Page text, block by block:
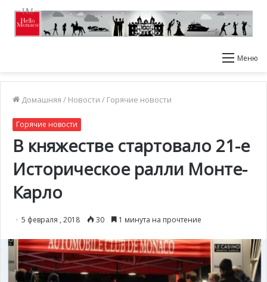
Меню
Домашняя / Новости / Горячие новости
Горячие новости
В княжестве стартовало 21-е
Историческое ралли Монте-
Карло
5 февраля , 2018 30 1 минута на прочтение